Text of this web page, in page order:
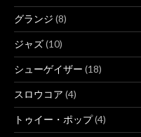
グランジ (8)
ジャズ(10)
シューゲイザー (18)
スロウコア (4)
トゥイー・ポップ(4)